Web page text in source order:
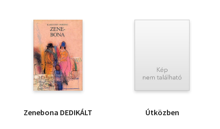
Zenebona DEDIKÁLT Útközben